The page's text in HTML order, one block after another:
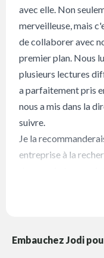
avec elle. Non
merveilleuse, mais
de collaborer avec
premier plan. Nous
plusieurs lectures
a parfaitement pris
nous a mis dans la
suivre.
Je la
entreprise à la
Embauchez Jodi